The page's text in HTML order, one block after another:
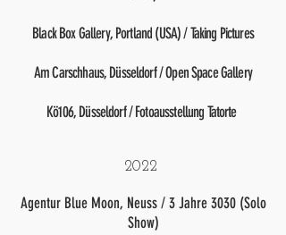
Black Box Gallery, Portland (USA) / Taking Pictures
Am Carschhaus, Düsseldorf / Open Space Gallery
Kö106, Düsseldorf / Fotoausstellung Tatorte
2022
Agentur Blue Moon, Neuss / 3 Jahre 3030 (Solo
Show)